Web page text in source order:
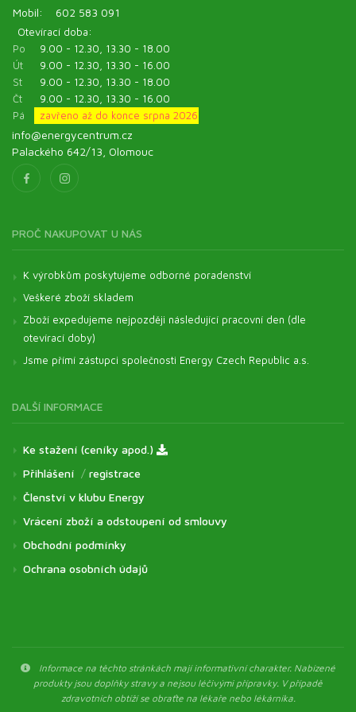
Mobil:
602 583 091
Otevírací doba:
Po
9.00 - 12.30, 13.30 - 18.00
Út
9.00 - 12.30, 13.30 - 16.00
St
9.00 - 12.30, 13.30 - 18.00
Čt
9.00 - 12.30, 13.30 - 16.00
Pá
zavřeno až do konce srpna 2026
info@energycentrum.cz
Palackého 642/13, Olomouc
PROČ NAKUPOVAT U NÁS
K výrobkům poskytujeme odborné poradenství
Veškeré zboží skladem
Zboží expedujeme nejpozději následující pracovní den (dle
otevírací doby)
Jsme přímí zástupci společnosti Energy Czech Republic a.s.
DALŠÍ INFORMACE
Ke stažení (ceníky apod.)
Přihlášení / registrace
Členství v klubu Energy
Vrácení zboží a odstoupení od smlouvy
Obchodní podmínky
Ochrana osobních údajů
Informace na těchto stránkách mají informativní charakter. Nabízené
produkty jsou doplňky stravy a nejsou léčivými přípravky. V případě
zdravotních obtíží se obraťte na lékaře nebo lékárníka.